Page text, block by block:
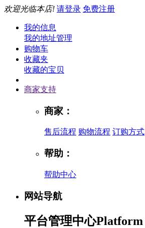
欢迎光临本店! 请登录 免费注册
我的信息
我的地址管理
购物车
收藏夹
收藏的宝贝
商家支持
商家：
售后流程 购物流程 订购方式
帮助：
帮助中心
网站导航
平台管理中心Platform